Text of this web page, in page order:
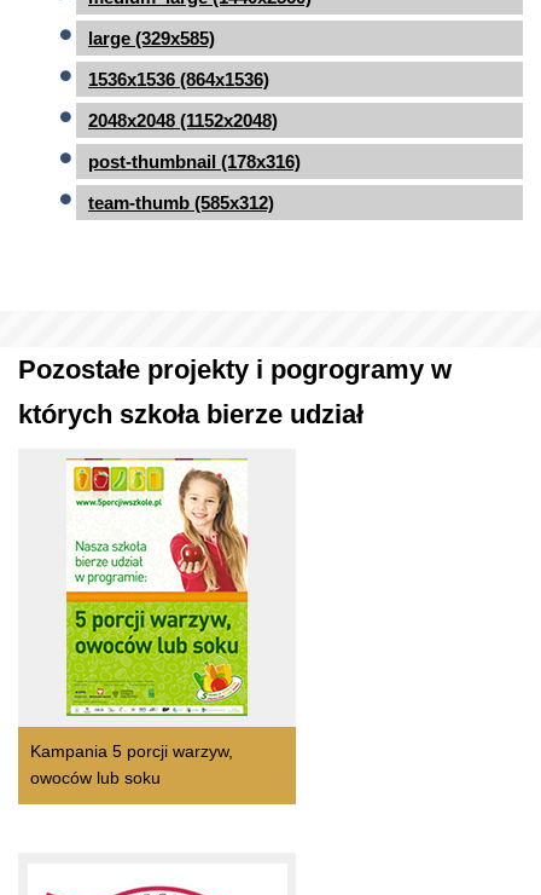
large (329x585)
1536x1536 (864x1536)
2048x2048 (1152x2048)
post-thumbnail (178x316)
team-thumb (585x312)
Pozostałe projekty i pogrogramy w
których szkoła bierze udział
Kampania 5 porcji warzyw,
owoców lub soku